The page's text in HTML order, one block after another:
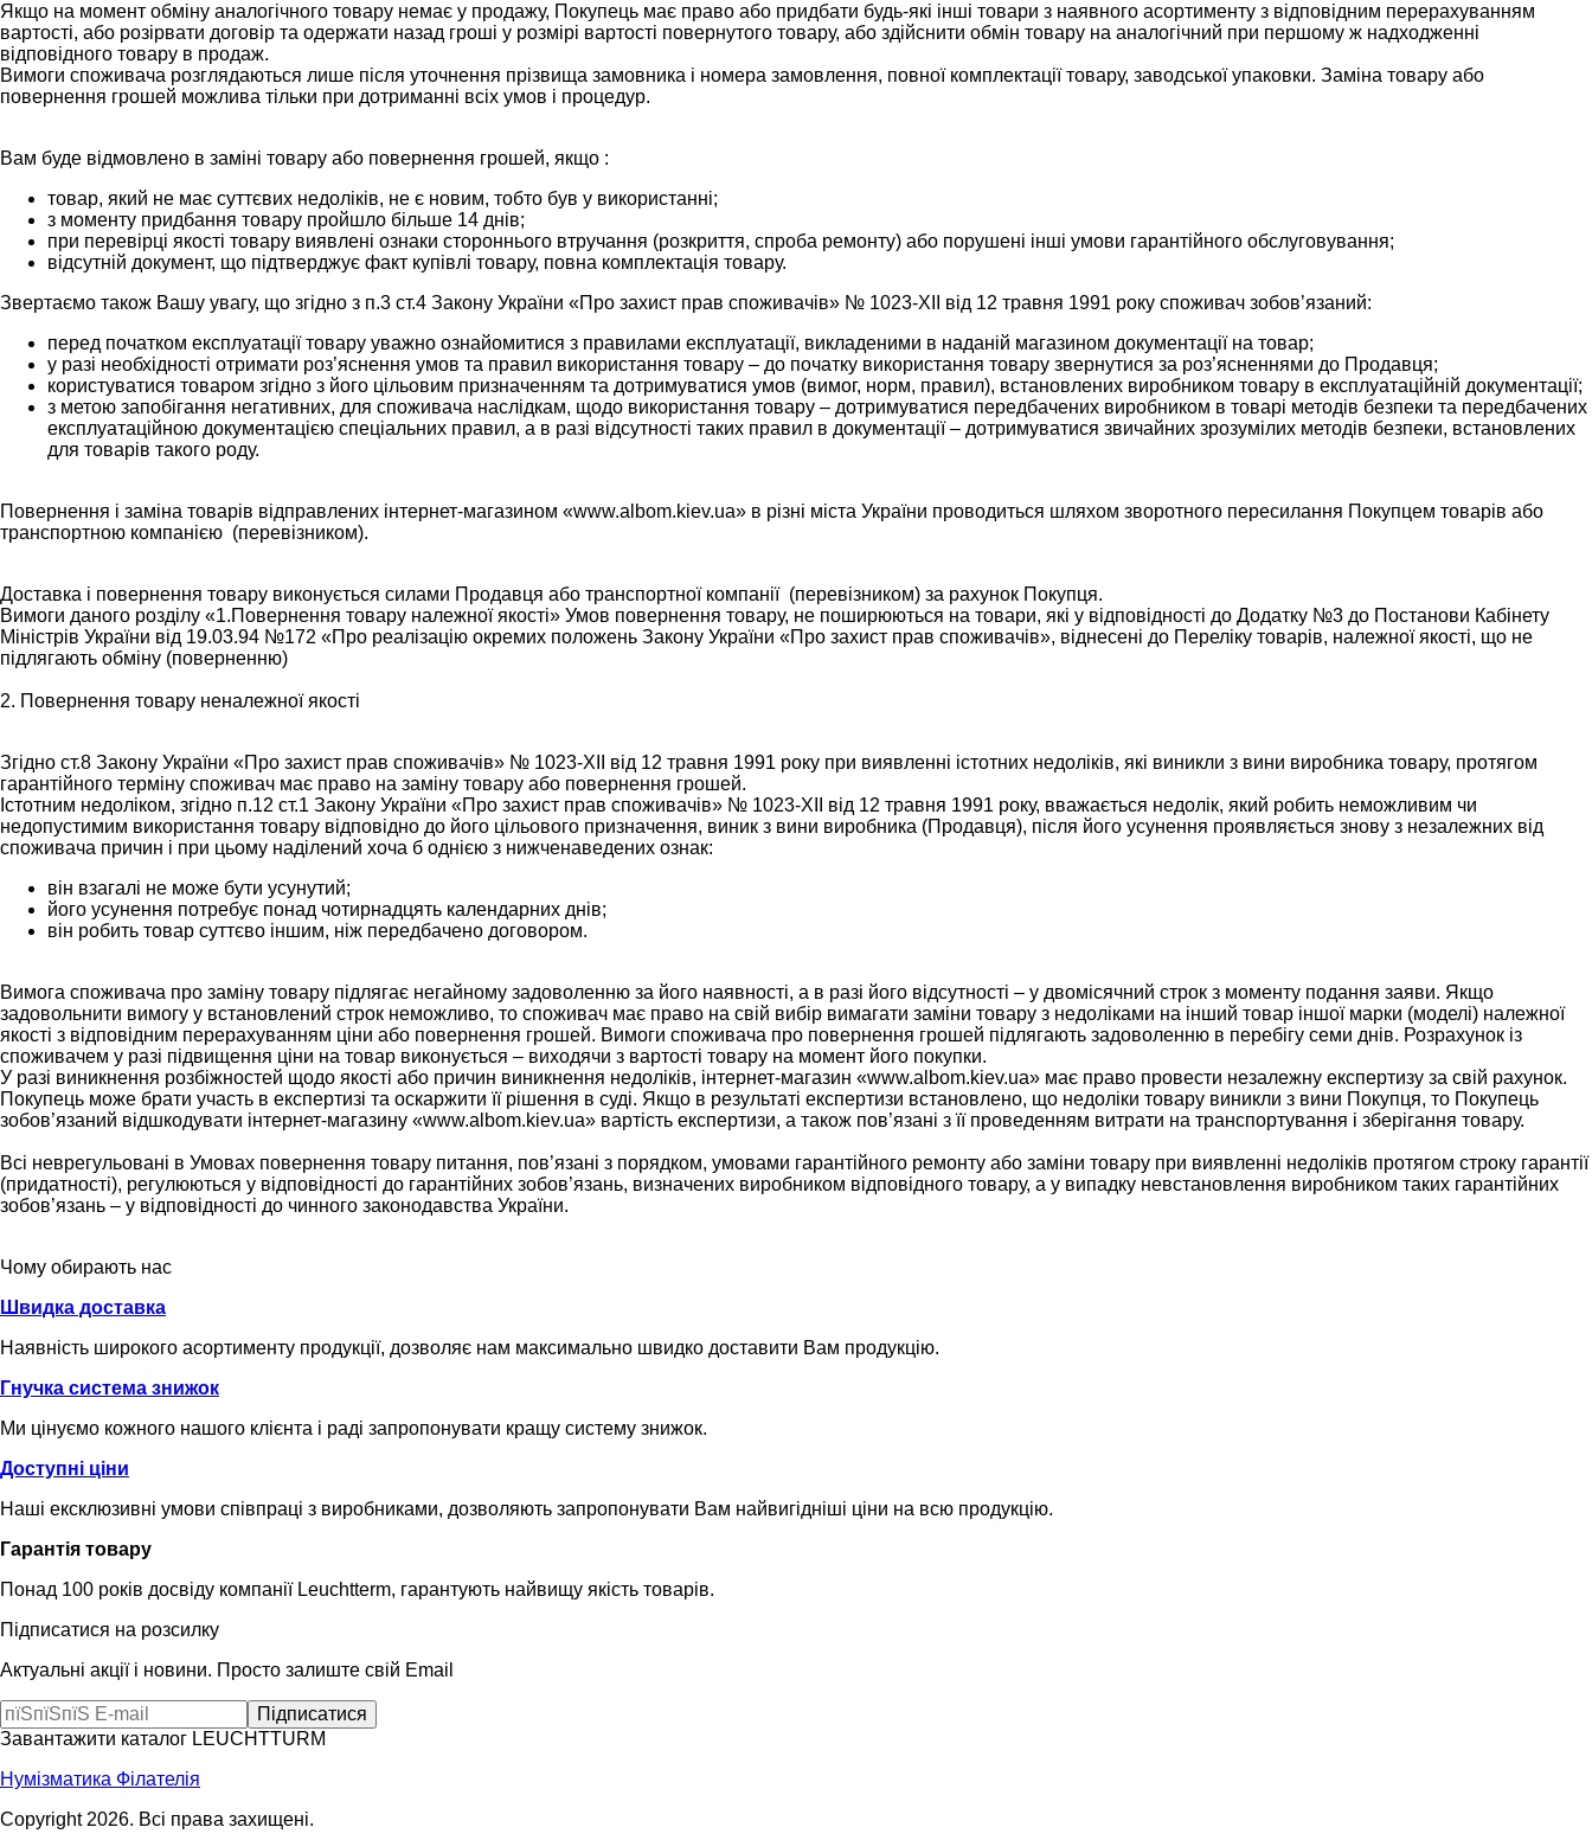
Якщо на момент обміну аналогічного товару немає у продажу, Покупець має право або придбати будь-які інші товари з наявного асортименту з відповідним перерахуванням
вартості, або розірвати договір та одержати назад гроші у розмірі вартості повернутого товару, або здійснити обмін товару на аналогічний при першому ж надходженні
відповідного товару в продаж.
Вимоги споживача розглядаються лише після уточнення прізвища замовника і номера замовлення, повної комплектації товару, заводської упаковки. Заміна товару або
повернення грошей можлива тільки при дотриманні всіх умов і процедур.
Вам буде відмовлено в заміні товару або повернення грошей, якщо :
товар, який не має суттєвих недоліків, не є новим, тобто був у використанні;
з моменту придбання товару пройшло більше 14 днів;
при перевірці якості товару виявлені ознаки стороннього втручання (розкриття, спроба ремонту) або порушені інші умови гарантійного обслуговування;
відсутній документ, що підтверджує факт купівлі товару, повна комплектація товару.
Звертаємо також Вашу увагу, що згідно з п.3 ст.4 Закону України «Про захист прав споживачів» № 1023-XII від 12 травня 1991 року споживач зобов’язаний:
перед початком експлуатації товару уважно ознайомитися з правилами експлуатації, викладеними в наданій магазином документації на товар;
у разі необхідності отримати роз’яснення умов та правил використання товару – до початку використання товару звернутися за роз’ясненнями до Продавця;
користуватися товаром згідно з його цільовим призначенням та дотримуватися умов (вимог, норм, правил), встановлених виробником товару в експлуатаційній документації;
з метою запобігання негативних, для споживача наслідкам, щодо використання товару – дотримуватися передбачених виробником в товарі методів безпеки та передбачених
експлуатаційною документацією спеціальних правил, а в разі відсутності таких правил в документації – дотримуватися звичайних зрозумілих методів безпеки, встановлених
для товарів такого роду.
Повернення і заміна товарів відправлених інтернет-магазином «www.albom.kiev.ua» в різні міста України проводиться шляхом зворотного пересилання Покупцем товарів або
транспортною компанією (перевізником).
Доставка і повернення товару виконується силами Продавця або транспортної компанії (перевізником) за рахунок Покупця.
Вимоги даного розділу «1.Повернення товару належної якості» Умов повернення товару, не поширюються на товари, які у відповідності до Додатку №3 до Постанови Кабінету
Міністрів України від 19.03.94 №172 «Про реалізацію окремих положень Закону України «Про захист прав споживачів», віднесені до Переліку товарів, належної якості, що не
підлягають обміну (поверненню)
2. Повернення товару неналежної якості
Згідно ст.8 Закону України «Про захист прав споживачів» № 1023-XII від 12 травня 1991 року при виявленні істотних недоліків, які виникли з вини виробника товару, протягом
гарантійного терміну споживач має право на заміну товару або повернення грошей.
Істотним недоліком, згідно п.12 ст.1 Закону України «Про захист прав споживачів» № 1023-XII від 12 травня 1991 року, вважається недолік, який робить неможливим чи
недопустимим використання товару відповідно до його цільового призначення, виник з вини виробника (Продавця), після його усунення проявляється знову з незалежних від
споживача причин і при цьому наділений хоча б однією з нижченаведених ознак:
він взагалі не може бути усунутий;
його усунення потребує понад чотирнадцять календарних днів;
він робить товар суттєво іншим, ніж передбачено договором.
Вимога споживача про заміну товару підлягає негайному задоволенню за його наявності, а в разі його відсутності – у двомісячний строк з моменту подання заяви. Якщо
задовольнити вимогу у встановлений строк неможливо, то споживач має право на свій вибір вимагати заміни товару з недоліками на інший товар іншої марки (моделі) належної
якості з відповідним перерахуванням ціни або повернення грошей. Вимоги споживача про повернення грошей підлягають задоволенню в перебігу семи днів. Розрахунок із
споживачем у разі підвищення ціни на товар виконується – виходячи з вартості товару на момент його покупки.
У разі виникнення розбіжностей щодо якості або причин виникнення недоліків, інтернет-магазин «www.albom.kiev.ua» має право провести незалежну експертизу за свій рахунок.
Покупець може брати участь в експертизі та оскаржити її рішення в суді. Якщо в результаті експертизи встановлено, що недоліки товару виникли з вини Покупця, то Покупець
зобов’язаний відшкодувати інтернет-магазину «www.albom.kiev.ua» вартість експертизи, а також пов’язані з її проведенням витрати на транспортування і зберігання товару.
Всі неврегульовані в Умовах повернення товару питання, пов’язані з порядком, умовами гарантійного ремонту або заміни товару при виявленні недоліків протягом строку гарантії
(придатності), регулюються у відповідності до гарантійних зобов’язань, визначених виробником відповідного товару, а у випадку невстановлення виробником таких гарантійних
зобов’язань – у відповідності до чинного законодавства України.
Чому обирають нас
Швидка доставка
Наявність широкого асортименту продукції, дозволяє нам максимально швидко доставити Вам продукцію.
Гнучка система знижок
Ми цінуємо кожного нашого клієнта і раді запропонувати кращу систему знижок.
Доступні ціни
Наші ексклюзивні умови співпраці з виробниками, дозволяють запропонувати Вам найвигідніші ціни на всю продукцію.
Гарантія товару
Понад 100 років досвіду компанії Leuchtterm, гарантують найвищу якість товарів.
Підписатися на розсилку
Актуальні акції і новини. Просто залиште свій Email
Завантажити каталог LEUCHTTURM
Нумізматика Філателія
Copyright 2026. Всі права захищені.